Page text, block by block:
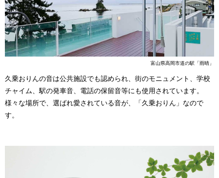
富山県高岡市道の駅「雨晴」
久乗おりんの音は公共施設でも認められ、街のモニュメント、学校
チャイム、駅の発車音、電話の保留音等にも使用されています。
様々な場所で、選ばれ愛されている音が、「久乗おりん」なので
す。